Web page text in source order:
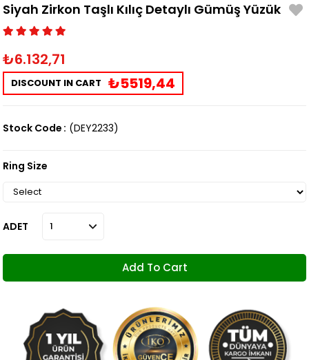
Siyah Zirkon Taşlı Kılıç Detaylı Gümüş Yüzük
₺6.132,71
DISCOUNT IN CART ₺5519,44
Stock Code (DEY2233)
Ring Size
ADET